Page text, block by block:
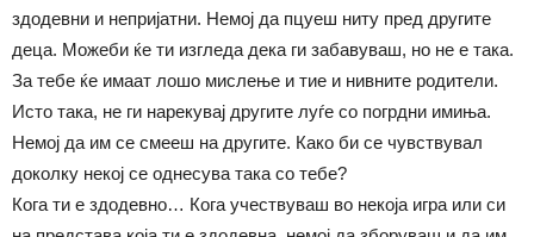
здодевни и непријатни. Немој да пцуеш ниту пред другите
деца. Можеби ќе ти изгледа дека ги забавуваш, но не е така.
За тебе ќе имаат лошо мислење и тие и нивните родители.
Исто така, не ги нарекувај другите луѓе со погрдни имиња.
Немој да им се смееш на другите. Како би се чувствувал
доколку некој се однесува така со тебе?
Кога ти е здодевно… Кога учествуваш во некоја игра или си